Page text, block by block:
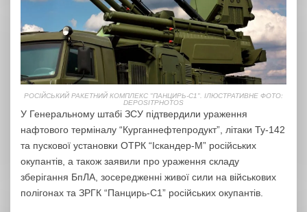
РОСІЙСЬКИЙ РАКЕТНИЙ КОМПЛЕКС "ПАНЦИРЬ-С1". ІЛЮСТРАТИВНЕ ФОТО:
DEPOSITPHOTOS
У Генеральному штабі ЗСУ підтвердили ураження
нафтового терміналу “Курганнефтепродукт”, літаки Ту-142
та пускової установки ОТРК “Іскандер-М” російських
окупантів, а також заявили про ураження складу
зберігання БпЛА, зосередженні живої сили на військових
полігонах та ЗРГК “Панцирь-С1” російських окупантів.